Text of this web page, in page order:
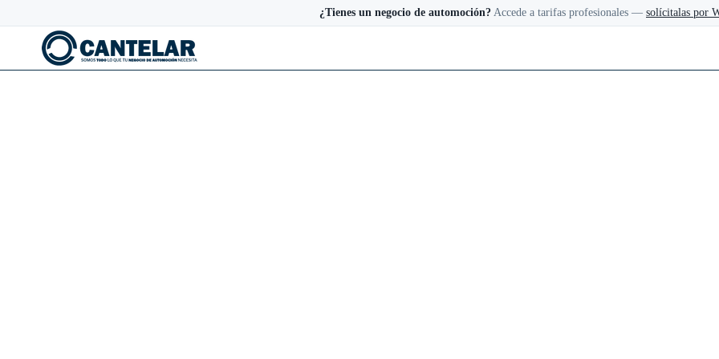
¿Tienes un negocio de automoción? Accede a tarifas profesionales — solícitalas por